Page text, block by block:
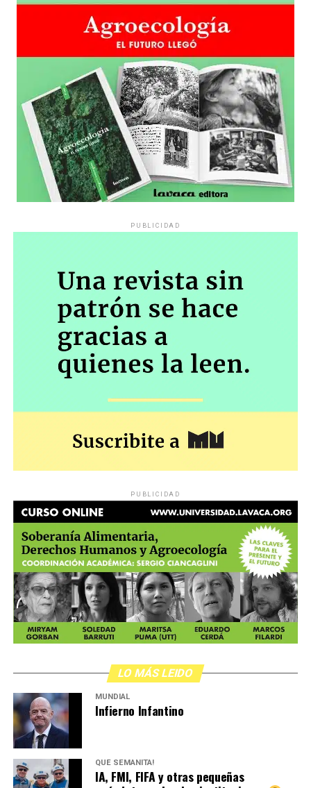
PUBLICIDAD
PUBLICIDAD
LO MÁS LEIDO
MUNDIAL
Infierno Infantino
QUÉ SEMANITA!
IA, FMI, FIFA y otras pequeñas